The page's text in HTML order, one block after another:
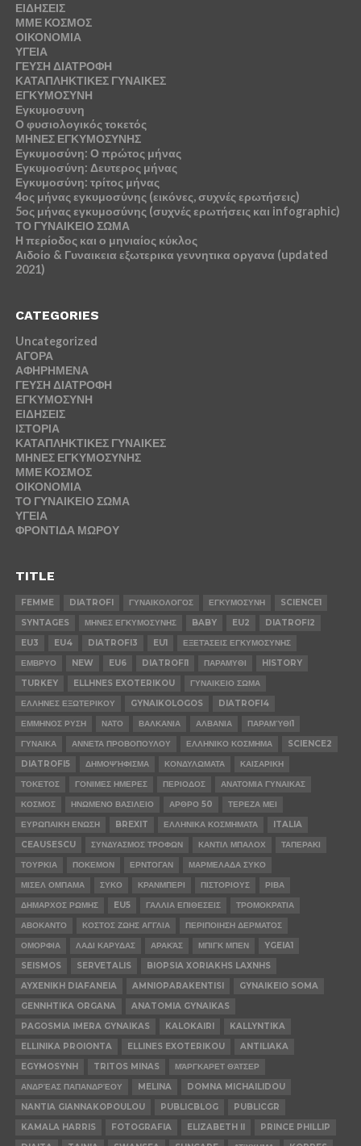
ΕΙΔΗΣΕΙΣ
ΜΜΕ ΚΟΣΜΟΣ
ΟΙΚΟΝΟΜΙΑ
ΥΓΕΙΑ
ΓΕΥΣΗ ΔΙΑΤΡΟΦΗ
ΚΑΤΑΠΛΗΚΤΙΚΕΣ ΓΥΝΑΙΚΕΣ
ΕΓΚΥΜΟΣΥΝΗ
Εγκυμοσυνη
Ο φυσιολογικός τοκετός
ΜΗΝΕΣ ΕΓΚΥΜΟΣΥΝΗΣ
Εγκυμοσύνη: Ο πρώτος μήνας
Εγκυμοσύνη: Δευτερος μήνας
Εγκυμοσύνη: τρίτος μήνας
4ος μήνας εγκυμοσύνης (εικόνες, συχνές ερωτήσεις)
5ος μήνας εγκυμοσύνης (συχνές ερωτήσεις και infographic)
ΤΟ ΓΥΝΑΙΚΕΙΟ ΣΩΜΑ
Η περίοδος και ο μηνιαίος κύκλος
Αιδοίο & Γυναικεια εξωτερικα γεννητικα οργανα (updated
2021)
CATEGORIES
Uncategorized
ΑΓΟΡΑ
ΑΦΗΡΗΜΕΝΑ
ΓΕΥΣΗ ΔΙΑΤΡΟΦΗ
ΕΓΚΥΜΟΣΥΝΗ
ΕΙΔΗΣΕΙΣ
ΙΣΤΟΡΙΑ
ΚΑΤΑΠΛΗΚΤΙΚΕΣ ΓΥΝΑΙΚΕΣ
ΜΗΝΕΣ ΕΓΚΥΜΟΣΥΝΗΣ
ΜΜΕ ΚΟΣΜΟΣ
ΟΙΚΟΝΟΜΙΑ
ΤΟ ΓΥΝΑΙΚΕΙΟ ΣΩΜΑ
ΥΓΕΙΑ
ΦΡΟΝΤΙΔΑ ΜΩΡΟΥ
TITLE
FEMME DIATROFI ΓΥΝΑΙΚΟΛΟΓΟΣ ΕΓΚΥΜΟΣΥΝΗ
SCIENCE1
SYNTAGES
ΜΗΝΕΣ ΕΓΚΥΜΟΣΥΝΗΣ BABY EU2
DIATROFI2
EU3
EU4 DIATROFI3 EU1
ΕΞΕΤΆΣΕΙΣ ΕΓΚΥΜΟΣΥΝΗΣ
ΕΜΒΡΥΟ
NEW EU6 DIATROFI1 ΠΑΡΑΜΥΘΙ
HISTORY
TURKEY
ELLHNES EXOTERIKOU
ΓΥΝΑΙΚΕΙΟ ΣΩΜΑ
ΕΛΛΗΝΕΣ ΕΞΩΤΕΡΙΚΟΥ
GYNAIKOLOGOS
DIATROFI4
ΕΜΜΗΝΟΣ ΡΥΣΗ
ΝΑΤΟ ΒΑΛΚΑΝΙΑ ΑΛΒΑΝΙΑ
ΠΑΡΑΜΎΘΙ1
ΓΥΝΑΙΚΑ
ΑΝΝΕΤΑ ΠΡΟΒΟΠΟΥΛΟΥ ΕΛΛΗΝΙΚΟ ΚΟΣΜΗΜΑ
SCIENCE2
DIATROFI5
ΔΗΜΟΨΉΦΙΣΜΑ ΚΟΝΔΥΛΩΜΑΤΑ
ΚΑΙΣΑΡΙΚΗ
ΤΟΚΕΤΟΣ
ΓΟΝΙΜΕΣ ΗΜΕΡΕΣ ΠΕΡΙΟΔΟΣ
ΑΝΑΤΟΜΙΑ ΓΥΝΑΙΚΑΣ
ΚΟΣΜΟΣ
ΗΝΩΜΕΝΟ ΒΑΣΙΛΕΙΟ ΑΡΘΡΟ 50
ΤΕΡΕΖΑ ΜΕΙ
ΕΥΡΩΠΑΙΚΗ ΕΝΩΣΗ
BREXIT ΕΛΛΗΝΙΚΑ ΚΟΣΜΗΜΑΤΑ
ITALIA
CEAUSESCU
ΣΥΝΔΥΑΣΜΟΣ ΤΡΟΦΩΝ ΚΑΝΤΙΛ ΜΠΑΛΟΧ
ΤΑΠΕΡΑΚΙ
ΤΟΥΡΚΙΑ
ΠΟΚΕΜΟΝ ΕΡΝΤΟΓΑΝ
ΜΑΡΜΕΛΑΔΑ ΣΥΚΟ
ΜΙΣΕΛ ΟΜΠΑΜΑ
ΣΥΚΟ ΚΡΑΝΜΠΕΡΙ ΠΙΣΤΟΡΙΟΥΣ
ΡΙΒΑ
ΔΗΜΑΡΧΟΣ ΡΩΜΗΣ
EU5 ΓΑΛΛΙΑ ΕΠΙΘΕΣΕΙΣ
ΤΡΟΜΟΚΡΑΤΙΑ
ΑΒΟΚΑΝΤΟ
ΚΟΣΤΟΣ ΖΩΗΣ ΑΓΓΛΙΑ
ΠΕΡΙΠΟΙΗΣΗ ΔΕΡΜΑΤΟΣ
ΟΜΟΡΦΙΑ
ΛΑΔΙ ΚΑΡΥΔΑΣ ΑΡΑΚΆΣ ΜΠΙΓΚ ΜΠΕΝ
YGEIA1
SEISMOS
SERVETALIS
BIOPSIA XORIAKHS LAXNHS
AYXENIKH DIAFANEIA
AMNIOPARAKENTISI
GYNAIKEIO SOMA
GENNHTIKA ORGANA
ANATOMIA GYNAIKAS
PAGOSMIA IMERA GYNAIKAS
KALOKAIRI
KALLYNTIKA
ELLINIKA PROIONTA
ELLINES EXOTERIKOU
ANTILIAKA
EGYMOSYNH
TRITOS MINAS
ΜΆΡΓΚΑΡΕΤ ΘΆΤΣΕΡ
ΑΝΔΡΈΑΣ ΠΑΠΑΝΔΡΈΟΥ
MELINA
DOMNA MICHAILIDOU
NANTIA GIANNAKOPOULOU
PUBLICBLOG
PUBLICGR
KAMALA HARRIS
FOTOGRAFIA ELIZABETH II
PRINCE PHILLIP